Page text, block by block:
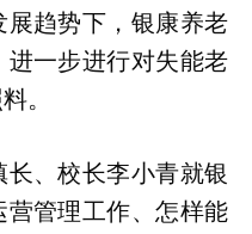
展趋势下，银康养老
一步进行对失能老
。
、校长李小青就银
管理工作、怎样能